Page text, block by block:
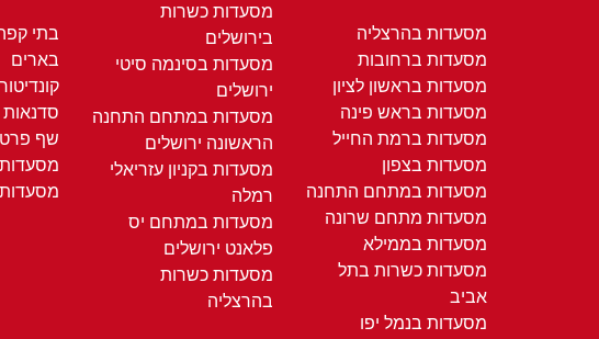
מסעדות בהרצליה
מסעדות ברחובות
מסעדות בראשון לציון
מסעדות בראש פינה
מסעדות ברמת החייל
מסעדות בצפון
מסעדות במתחם התחנה
מסעדות מתחם שרונה
מסעדות בממילא
מסעדות כשרות בתל
אביב
מסעדות בנמל יפו
מסעדות כשרות
בירושלים
מסעדות בסינמה סיטי
ירושלים
מסעדות במתחם התחנה
הראשונה ירושלים
מסעדות בקניון עזריאלי
רמלה
מסעדות במתחם יס
פלאנט ירושלים
מסעדות כשרות
בהרצליה
בתי
בארים
סדנאות
שף
מסעדות